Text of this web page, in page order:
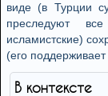
виде (в Турции
преследуют
исламистские)
(его
В контексте